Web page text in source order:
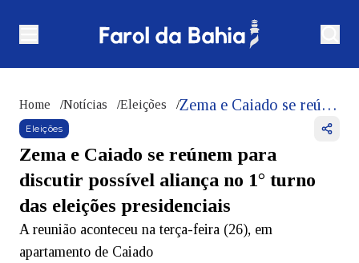
Home /Notícias /Eleições / Zema e Caiado se reúnem para discutir possível aliança no 1° turno das eleições presidenciais
Eleições
Zema e Caiado se reúnem para
discutir possível aliança no 1° turno
das eleições presidenciais
A reunião aconteceu na terça-feira (26), em
apartamento de Caiado